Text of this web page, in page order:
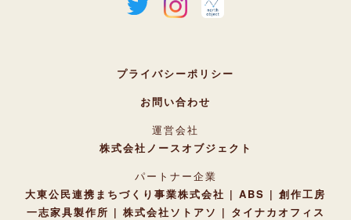
プライバシーポリシー
お問い合わせ
運営会社
株式会社ノースオブジェクト
パートナー企業
大東公民連携まちづくり事業株式会社
ABS
創作工房
一志家具製作所
株式会社ソトアソ タイナカオフィス